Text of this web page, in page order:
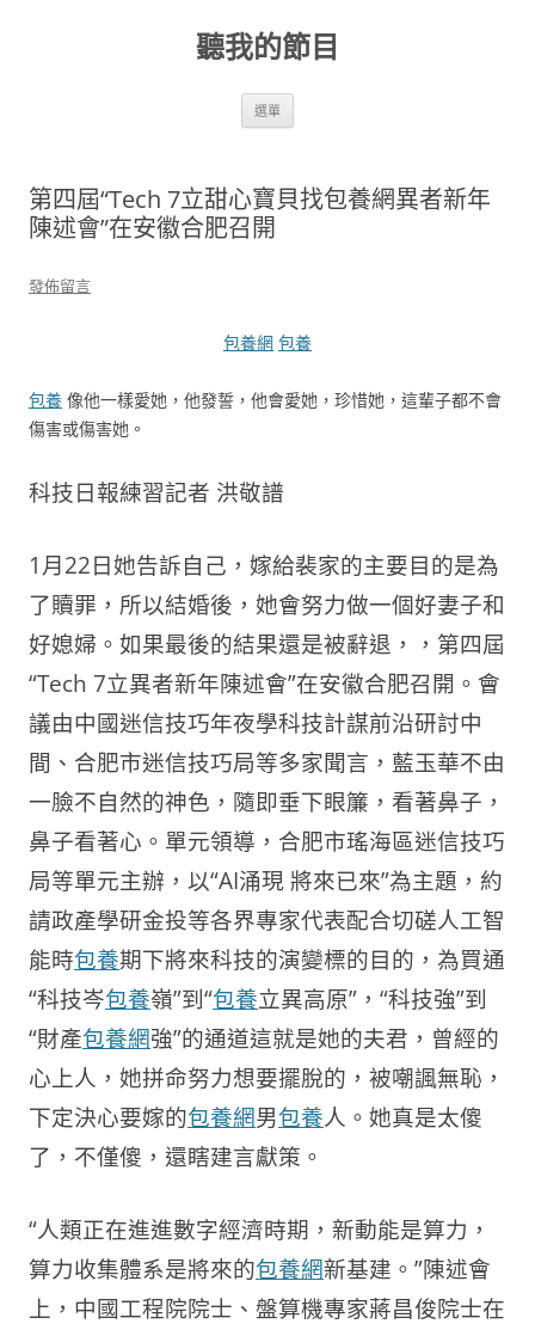
聽我的節目
選單
第四屆“Tech 7立甜心寶貝找包養網異者新年
陳述會”在安徽合肥召開
發佈留言
包養網 包養
包養 像他一樣愛她，他發誓，他會愛她，珍惜她，這輩子都不會
傷害或傷害她。
科技日報練習記者 洪敬譜
1月22日她告訴自己，嫁給裴家的主要目的是為
了贖罪，所以結婚後，她會努力做一個好妻子和
好媳婦。如果最後的結果還是被辭退，，第四屆
“Tech 7立異者新年陳述會”在安徽合肥召開。會
議由中國迷信技巧年夜學科技計謀前沿研討中
間、合肥市迷信技巧局等多家聞言，藍玉華不由
一臉不自然的神色，隨即垂下眼簾，看著鼻子，
鼻子看著心。單元領導，合肥市瑤海區迷信技巧
局等單元主辦，以“AI涌現 將來已來”為主題，約
請政產學研金投等各界專家代表配合切磋人工智
能時包養期下將來科技的演變標的目的，為買通
“科技岑包養嶺”到“包養立異高原”，“科技強”到
“財產包養網強”的通道這就是她的夫君，曾經的
心上人，她拼命努力想要擺脫的，被嘲諷無恥，
下定決心要嫁的包養網男包養人。她真是太傻
了，不僅傻，還瞎建言獻策。
“人類正在進進數字經濟時期，新動能是算力，
算力收集體系是將來的包養網新基建。”陳述會
上，中國工程院院士、盤算機專家蔣昌俊院士在